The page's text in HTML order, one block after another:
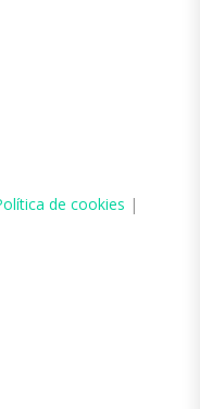
de cookies |